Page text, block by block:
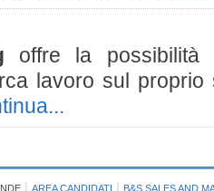
offre la possibilità
lavoro sul
| AREA CANDIDATI | B&S SALES AND